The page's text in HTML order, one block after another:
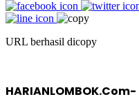
URL berhasil dicopy
HARIANLOMBOK.Com-